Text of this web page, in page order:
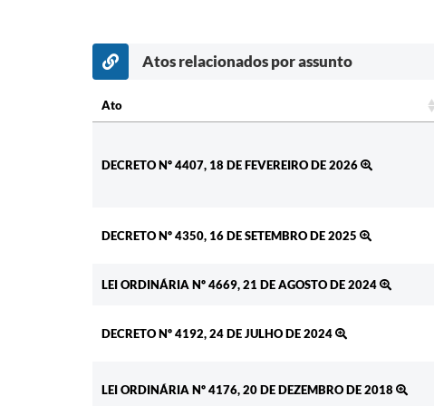
Atos relacionados por assunto
Ato
DECRETO Nº 4407, 18 DE FEVEREIRO DE 2026
DECRETO Nº 4350, 16 DE SETEMBRO DE 2025
LEI ORDINÁRIA Nº 4669, 21 DE AGOSTO DE 2024
DECRETO Nº 4192, 24 DE JULHO DE 2024
LEI ORDINÁRIA Nº 4176, 20 DE DEZEMBRO DE 2018